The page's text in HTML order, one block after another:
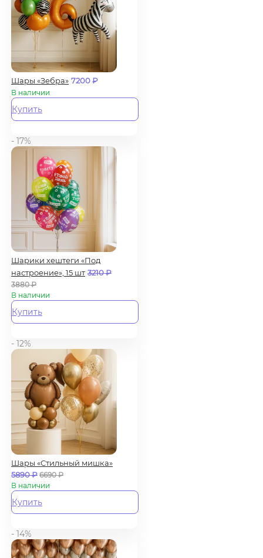
Шары «Зебра» 7200₽
В наличии
Купить
- 17%
Шарики хештеги «Под
настроение», 15 шт 3210₽
3880₽
В наличии
Купить
- 12%
Шары «Стильный мишка»
5890₽ 6690₽
В наличии
Купить
- 14%